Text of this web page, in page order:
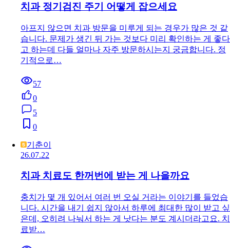
치과 정기검진 주기 어떻게 잡으세요
아프지 않으면 치과 방문을 미루게 되는 경우가 많은 것 같
습니다. 문제가 생긴 뒤 가는 것보다 미리 확인하는 게 좋다
고 하는데 다들 얼마나 자주 방문하시는지 궁금합니다. 정
기적으로…
57
0
5
0
기춘이
26.07.22
치과 치료도 한꺼번에 받는 게 나을까요
충치가 몇 개 있어서 여러 번 오실 거라는 이야기를 들었습
니다. 시간을 내기 쉽지 않아서 하루에 최대한 많이 받고 싶
은데, 오히려 나눠서 하는 게 낫다는 분도 계시더라고요. 치
료받…